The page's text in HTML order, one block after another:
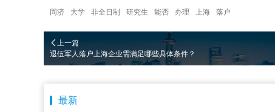
同济 大学 非全日制 研究生 能否 办理 上海 落户
上一篇
退伍军人落户上海企业需满足哪些具体条件？
最新